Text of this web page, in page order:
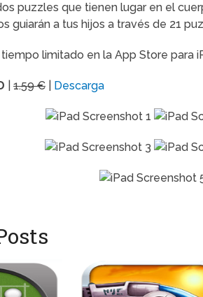
puzzles que tienen lugar en el
guiarán a tus hijos a través de 21
limitado en la App Store para
1.59 € Descarga